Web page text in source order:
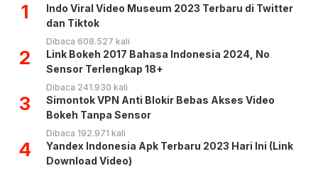
1
Indo Viral Video Museum 2023 Terbaru di Twitter
dan Tiktok
Dibaca 608.527 kali
2
Link Bokeh 2017 Bahasa Indonesia 2024, No
Sensor Terlengkap 18+
Dibaca 241.930 kali
3
Simontok VPN Anti Blokir Bebas Akses Video
Bokeh Tanpa Sensor
Dibaca 192.971 kali
4
Yandex Indonesia Apk Terbaru 2023 Hari Ini (Link
Download Video)